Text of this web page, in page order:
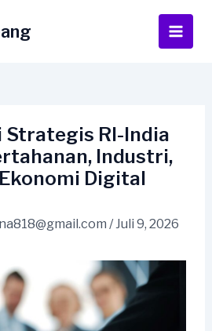
Main
Strategis RI-India
Industri,
Digital
/Juli 9, 2026